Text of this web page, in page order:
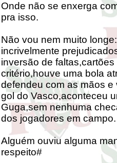
Onde não se enxerga
pra isso.
Não vou nem muito
incrivelmente
inversão de
critério,houve uma bola
defendeu com as mãos
gol do Vasco,aconteceu
Guga,sem nenhuma
dos jogadores em campo.
Alguém ouviu alguma
respeito#